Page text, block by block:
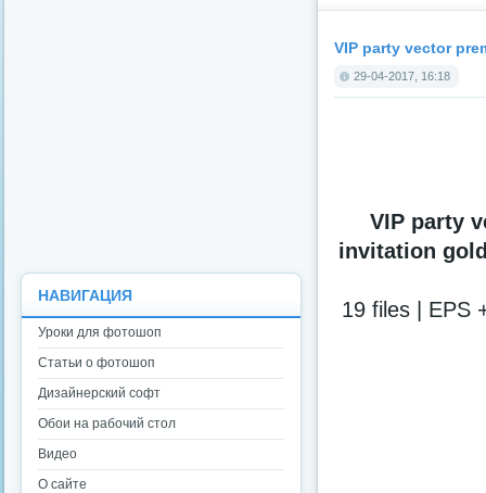
VIP party vector
29-04-2017, 16:18
VIP party
invitation
19 files | EPS
НАВИГАЦИЯ
Уроки для фотошоп
Статьи о фотошоп
Дизайнерский софт
Обои на рабочий стол
Видео
О сайте